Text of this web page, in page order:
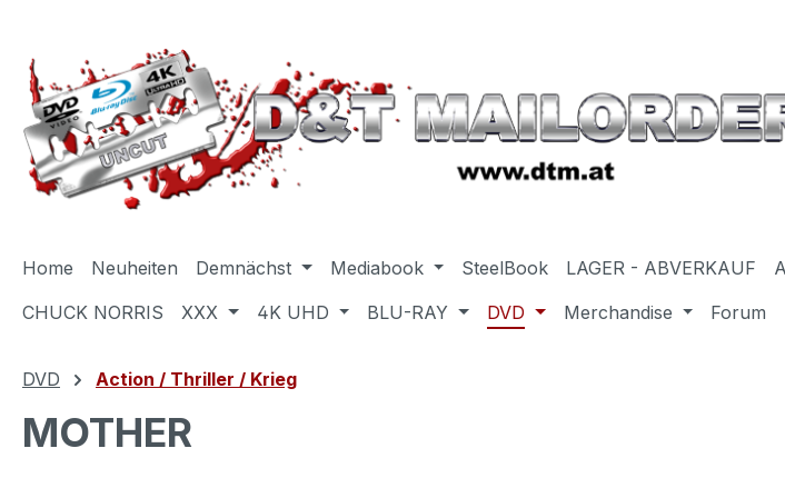
Home Neuheiten Demnächst Mediabook SteelBook LAGER - ABVERKAUF
CHUCK NORRIS
XXX 4K UHD BLU-RAY DVD Merchandise Forum
DVD Action / Thriller / Krieg
MOTHER